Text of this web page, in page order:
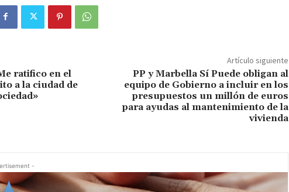
ratifico en el
a la ciudad de
Artículo siguiente
PP y Marbella Sí Puede obligan al
equipo de Gobierno a incluir en los
presupuestos un millón de euros
para ayudas al mantenimiento de la
vivienda
-